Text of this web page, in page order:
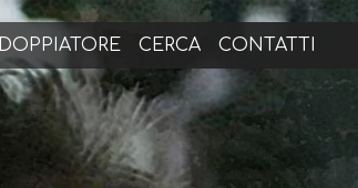
DOPPIATORE CERCA CONTATTI